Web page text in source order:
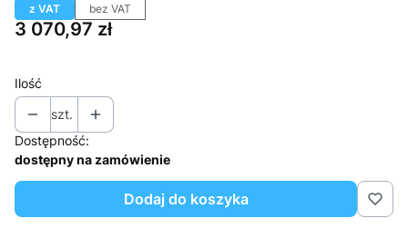
z VAT bez VAT
Cena
3 070,97 zł
Ilość
szt.
Dostępność:
dostępny na zamówienie
Dodaj do koszyka